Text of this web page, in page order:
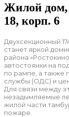
Жилой дом,
18, корп. 6
Двухсекционный
станет яркой
района
автостоянки на
по рампе, а также
службы (ОДС) и
Для связи между
незадымляемые
жилой части
пожаре.